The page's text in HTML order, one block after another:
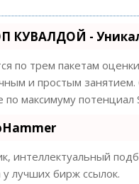
КУВАЛДОЙ -
по трем пакетам
и простым
по максимуму
лучших бирж ссылок.